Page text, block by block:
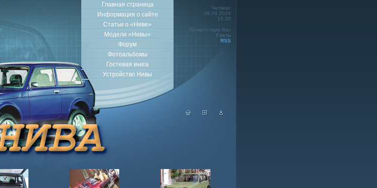
Главная страница
Информация о сайте
Статьи о «Ниве»
Модели «Нивы»
Форум
Фотоальбомы
Гостевая книга
Устройство Нивы
Четверг
06.08.2026
16:30
Приветствую Вас
Гость
RSS